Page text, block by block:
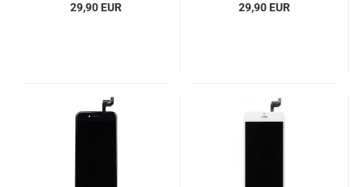
29,90 EUR 29,90 EUR